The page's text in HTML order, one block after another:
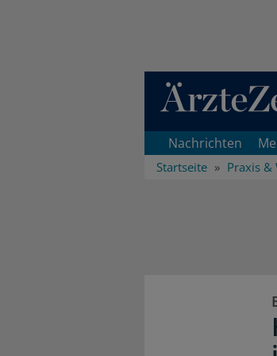
Direkt zum
Nachrichten
Startseite Praxis &